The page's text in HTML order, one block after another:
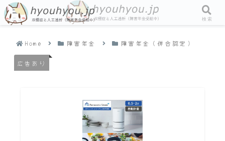
Home 障害年金 障害年金（併合認定）
広告あり
メニュー 検索